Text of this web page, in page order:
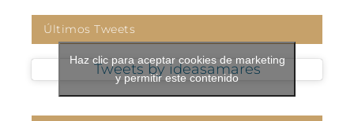
Últimos Tweets
Tweets by ideasamares
Haz clic para aceptar cookies de marketing
y permitir este contenido